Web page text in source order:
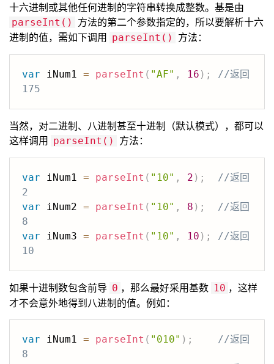
十六进制或其他任何进制的字符串转换成整数。基是由
parseInt()
方法的第二个参数指定的，所以要解析十六
进制的值，需如下调用 parseInt() 方法：
var iNum1 = parseInt ( "AF" , 16 ) ;
//返回
175
当然，对二进制、八进制甚至十进制（默认模式），都可以
这样调用 parseInt() 方法：
var iNum1 = parseInt ( "10" , 2 ) ;
//返回
2
var iNum2 = parseInt ( "10" , 8 ) ;
//返回
8
var iNum3 = parseInt ( "10" , 10 ) ;
//返回
10
如果十进制数包含前导 0 ，那么最好采用基数 10 ，这样
才不会意外地得到八进制的值。例如：
var iNum1 = parseInt ( "010" ) ;
//返回
8